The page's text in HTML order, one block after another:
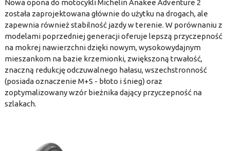
Nowa opona do motocykli Michelin Anakee Adventure 2
została zaprojektowana głównie do użytku na drogach, ale
zapewnia również stabilność jazdy w terenie. W porównaniu z
modelami poprzedniej generacji oferuje lepszą przyczepność
na mokrej nawierzchni dzięki nowym, wysokowydajnym
mieszankom na bazie krzemionki, zwiększoną trwałość,
znaczną redukcję odczuwalnego hałasu, wszechstronność
(posiada oznaczenie M+S - błoto i śnieg) oraz
zoptymalizowany wzór bieżnika dający przyczepność na
szlakach.